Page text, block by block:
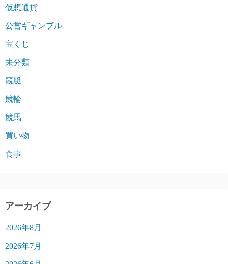
仮想通貨
公営ギャンブル
宝くじ
未分類
競艇
競輪
競馬
買い物
食事
アーカイブ
2026年8月
2026年7月